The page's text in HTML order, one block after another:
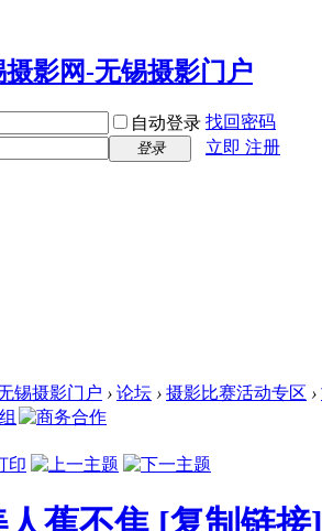
自动登录 找回密码
登录 立即 注册
锡摄影门户 › 论坛 › 摄影比赛活动专区 ›